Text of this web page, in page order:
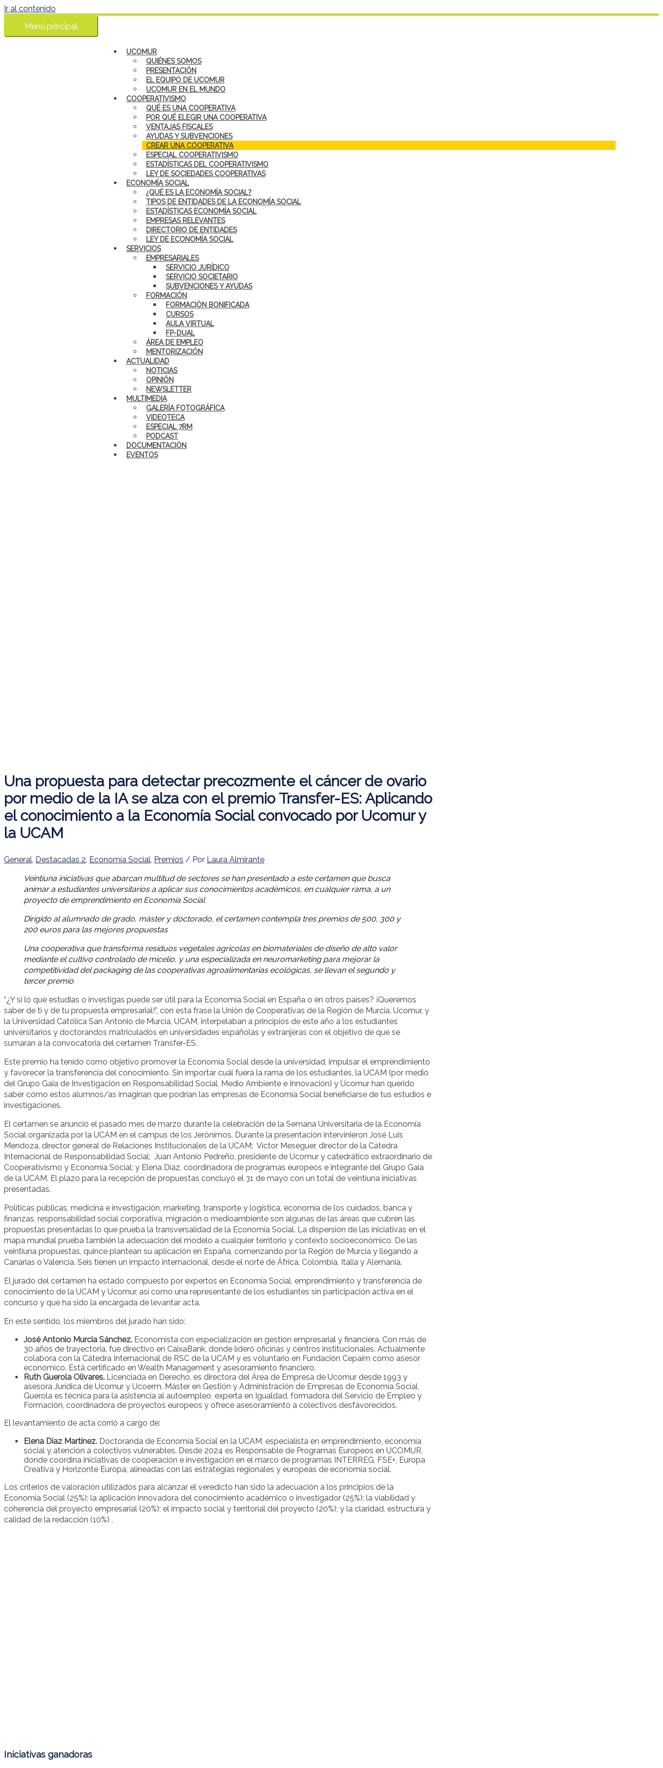
Ir al contenido
Menú principal
UCOMUR
QUIÉNES SOMOS
PRESENTACIÓN
EL EQUIPO DE UCOMUR
UCOMUR EN EL MUNDO
COOPERATIVISMO
QUÉ ES UNA COOPERATIVA
POR QUÉ ELEGIR UNA COOPERATIVA
VENTAJAS FISCALES
AYUDAS Y SUBVENCIONES
CREAR UNA COOPERATIVA
ESPECIAL COOPERATIVISMO
ESTADÍSTICAS DEL COOPERATIVISMO
LEY DE SOCIEDADES COOPERATIVAS
ECONOMÍA SOCIAL
¿QUÉ ES LA ECONOMÍA SOCIAL?
TIPOS DE ENTIDADES DE LA ECONOMÍA SOCIAL
ESTADÍSTICAS ECONOMÍA SOCIAL
EMPRESAS RELEVANTES
DIRECTORIO DE ENTIDADES
LEY DE ECONOMÍA SOCIAL
SERVICIOS
EMPRESARIALES
SERVICIO JURÍDICO
SERVICIO SOCIETARIO
SUBVENCIONES Y AYUDAS
FORMACIÓN
FORMACIÓN BONIFICADA
CURSOS
AULA VIRTUAL
FP-DUAL
ÁREA DE EMPLEO
MENTORIZACIÓN
ACTUALIDAD
NOTICIAS
OPINIÓN
NEWSLETTER
MULTIMEDIA
GALERÍA FOTOGRÁFICA
VIDEOTECA
ESPECIAL 7RM
PODCAST
DOCUMENTACIÓN
EVENTOS
Una propuesta para detectar precozmente el cáncer de ovario
por medio de la IA se alza con el premio Transfer-ES: Aplicando
el conocimiento a la Economía Social convocado por Ucomur y
la UCAM
General Destacadas 2 Economía Social Premios / Por Laura Almirante
Veintiuna iniciativas que abarcan multitud de sectores se han presentado a este certamen que busca
animar a estudiantes universitarios a aplicar sus conocimientos académicos, en cualquier rama, a un
proyecto de emprendimiento en Economía Social
Dirigido al alumnado de grado, máster y doctorado, el certamen contempla tres premios de 500, 300 y
200 euros para las mejores propuestas
Una cooperativa que transforma residuos vegetales agrícolas en biomateriales de diseño de alto valor
mediante el cultivo controlado de micelio, y una especializada en neuromarketing para mejorar la
competitividad del packaging de las cooperativas agroalimentarias ecológicas, se llevan el segundo y
tercer premio
“¿Y si lo que estudias o investigas puede ser útil para la Economía Social en España o en otros países? ¡Queremos
saber de ti y de tu propuesta empresarial!”, con esta frase la Unión de Cooperativas de la Región de Murcia, Ucomur, y
la Universidad Católica San Antonio de Murcia, UCAM, interpelaban a principios de este año a los estudiantes
universitarios y doctorandos matriculados en universidades españolas y extranjeras con el objetivo de que se
sumaran a la convocatoria del certamen Transfer-ES.
Este premio ha tenido como objetivo promover la Economía Social desde la universidad, impulsar el emprendimiento
y favorecer la transferencia del conocimiento. Sin importar cuál fuera la rama de los estudiantes, la UCAM (por medio
del Grupo Gaia de Investigación en Responsabilidad Social, Medio Ambiente e Innovación) y Ucomur han querido
saber cómo estos alumnos/as imaginan que podrían las empresas de Economía Social beneficiarse de tus estudios e
investigaciones.
El certamen se anunció el pasado mes de marzo durante la celebración de la Semana Universitaria de la Economía
Social organizada por la UCAM en el campus de los Jerónimos. Durante la presentación intervinieron José Luis
Mendoza, director general de Relaciones Institucionales de la UCAM; Víctor Meseguer, director de la Cátedra
Internacional de Responsabilidad Social; Juan Antonio Pedreño, presidente de Ucomur y catedrático extraordinario de
Cooperativismo y Economía Social; y Elena Díaz, coordinadora de programas europeos e integrante del Grupo Gaia
de la UCAM. El plazo para la recepción de propuestas concluyó el 31 de mayo con un total de veintiuna iniciativas
presentadas.
Políticas públicas, medicina e investigación, marketing, transporte y logística, economía de los cuidados, banca y
finanzas, responsabilidad social corporativa, migración o medioambiente son algunas de las áreas que cubren las
propuestas presentadas lo que prueba la transversalidad de la Economía Social. La dispersión de las iniciativas en el
mapa mundial prueba también la adecuación del modelo a cualquier territorio y contexto socioeconómico. De las
veintiuna propuestas, quince plantean su aplicación en España, comenzando por la Región de Murcia y llegando a
Canarias o Valencia. Seis tienen un impacto internacional, desde el norte de África, Colombia, Italia y Alemania.
El jurado del certamen ha estado compuesto por expertos en Economía Social, emprendimiento y transferencia de
conocimiento de la UCAM y Ucomur, así como una representante de los estudiantes sin participación activa en el
concurso y que ha sido la encargada de levantar acta.
En este sentido, los miembros del jurado han sido:
José Antonio Murcia Sánchez. Economista con especialización en gestión empresarial y financiera. Con más de
30 años de trayectoria, fue directivo en CaixaBank, donde lideró oficinas y centros institucionales. Actualmente
colabora con la Cátedra Internacional de RSC de la UCAM y es voluntario en Fundación Cepaim como asesor
económico. Está certificado en Wealth Management y asesoramiento financiero.
Ruth Guerola Olivares. Licenciada en Derecho, es directora del Área de Empresa de Ucomur desde 1993 y
asesora Jurídica de Ucomur y Ucoerm. Máster en Gestión y Administración de Empresas de Economía Social,
Guerola es técnica para la asistencia al autoempleo, experta en Igualdad, formadora del Servicio de Empleo y
Formación, coordinadora de proyectos europeos y ofrece asesoramiento a colectivos desfavorecidos.
El levantamiento de acta corrió a cargo de:
Elena Díaz Martínez. Doctoranda de Economía Social en la UCAM. especialista en emprendimiento, economía
social y atención a colectivos vulnerables. Desde 2024 es Responsable de Programas Europeos en UCOMUR,
donde coordina iniciativas de cooperación e investigación en el marco de programas INTERREG, FSE+, Europa
Creativa y Horizonte Europa, alineadas con las estrategias regionales y europeas de economía social.
Los criterios de valoración utilizados para alcanzar el veredicto han sido la adecuación a los principios de la
Economía Social (25%); la aplicación innovadora del conocimiento académico o investigador (25%); la viabilidad y
coherencia del proyecto empresarial (20%); el impacto social y territorial del proyecto (20%); y la claridad, estructura y
calidad de la redacción (10%) .
Iniciativas ganadoras